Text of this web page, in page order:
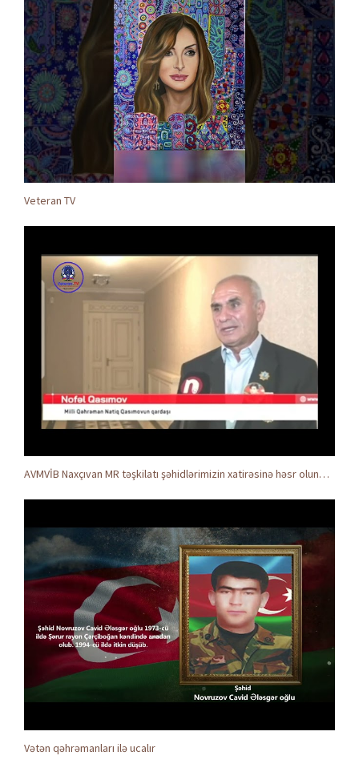
Veteran TV
AVMVİB Naxçıvan MR təşkilatı şəhidlərimizin xatirəsinə həsr olunmuş tədbir keçirdi
Vətən qəhrəmanları ilə ucalır